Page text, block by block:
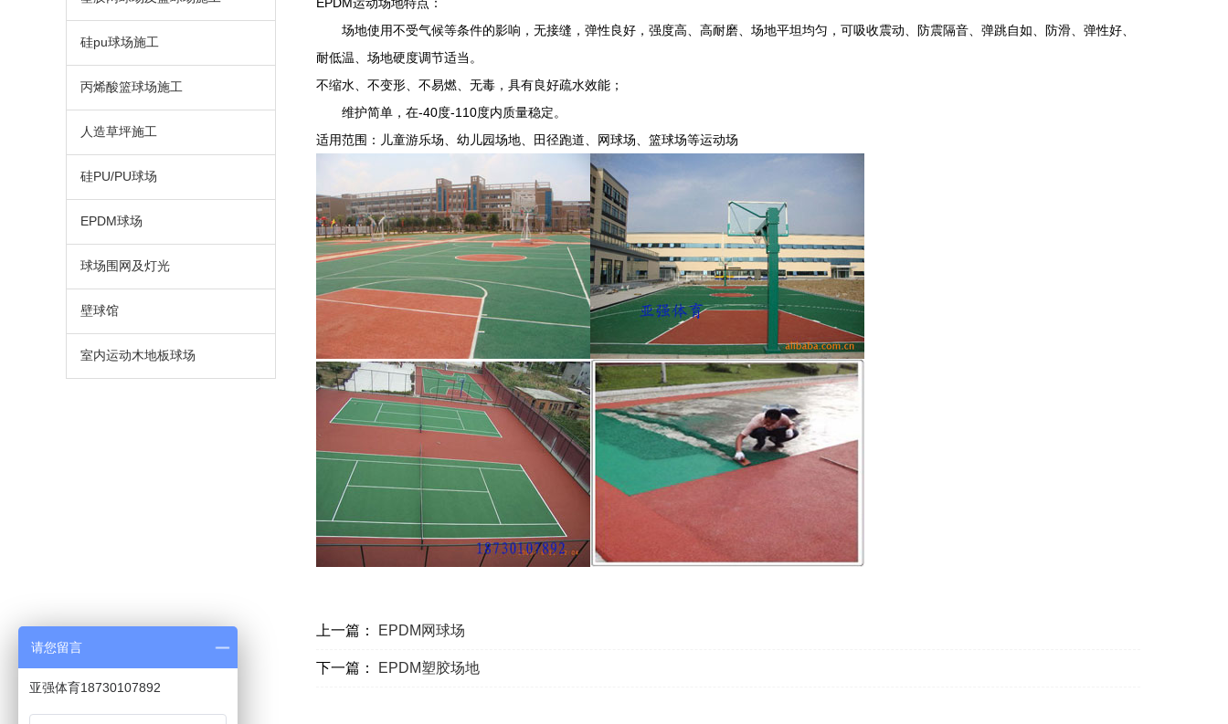
硅pu球场施工
丙烯酸篮球场施工
人造草坪施工
硅PU/PU球场
EPDM球场
球场围网及灯光
壁球馆
室内运动木地板球场
场地使用不受气候等条件的影响，无接缝，弹性良好，强度高、高耐磨、场地平坦均匀，可吸收震动、防震隔音、弹跳自如、防滑、弹性好、
耐低温、场地硬度调节适当。
不缩水、不变形、不易燃、无毒，具有良好疏水效能；
维护简单，在-40度-110度内质量稳定。
适用范围：儿童游乐场、幼儿园场地、田径跑道、网球场、篮球场等运动场
上一篇： EPDM网球场
下一篇： EPDM塑胶场地
请您留言
亚强体育18730107892